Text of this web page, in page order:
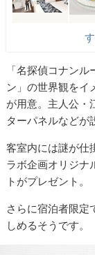
「名探偵コナン
ン」の世界観をイ
が用意。主人公・
ターパネルなどが
客室内には謎が仕
ラボ企画オリジナ
トがプレゼント。
さらに宿泊者限定
しめるそうです。